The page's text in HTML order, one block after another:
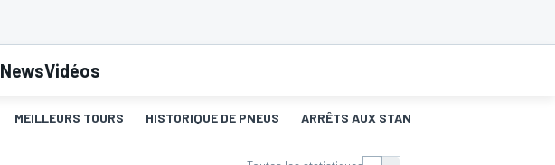
NewsVidéos
MEILLEURS TOURS HISTORIQUE DE PNEUS ARRÊTS AUX STANDS